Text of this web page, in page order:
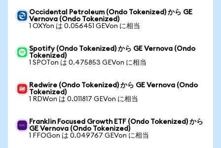
Occidental Petroleum (Ondo Tokenized) から GE
Vernova (Ondo Tokenized)
1 OXYon は 0.056451 GEVon に相当
Spotify (Ondo Tokenized) から GE Vernova (Ondo
Tokenized)
1 SPOTon は 0.475853 GEVon に相当
Redwire (Ondo Tokenized) から GE Vernova (Ondo
Tokenized)
1 RDWon は 0.011817 GEVon に相当
Franklin Focused Growth ETF (Ondo Tokenized) から
GE Vernova (Ondo Tokenized)
1 FFOGon は 0.049767 GEVon に相当